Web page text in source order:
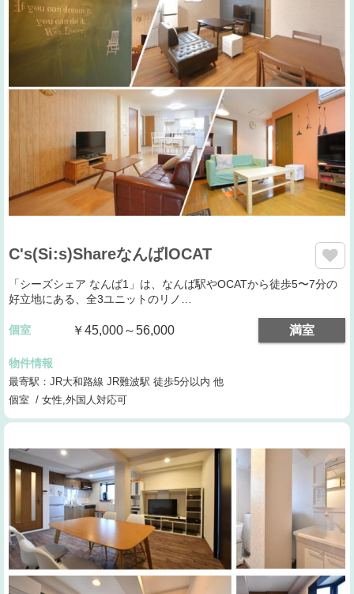
C's(Si:s)ShareなんばⅠOCAT
「シーズシェア なんば1」は、なんば駅やOCATから徒歩5〜7分の
好立地にある、全3ユニットのリノ…
個室 ￥45,000～56,000 満室
物件情報
最寄駅：JR大和路線 JR難波駅 徒歩5分以内 他
個室 / 女性,外国人対応可